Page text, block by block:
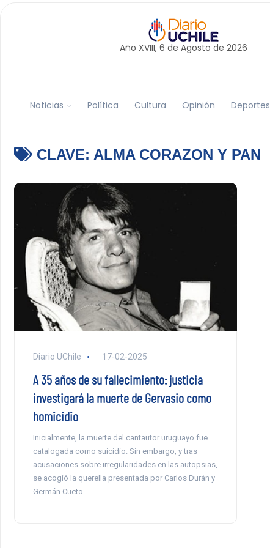
Año XVIII, 6 de Agosto de 2026
Noticias Política Cultura Opinión Deportes
CLAVE: ALMA CORAZON Y PAN
Diario UChile 17-02-2025
A 35 años de su fallecimiento: justicia
investigará la muerte de Gervasio como
homicidio
Inicialmente, la muerte del cantautor uruguayo fue
catalogada como suicidio. Sin embargo, y tras
acusaciones sobre irregularidades en las autopsias,
se acogió la querella presentada por Carlos Durán y
Germán Cueto.